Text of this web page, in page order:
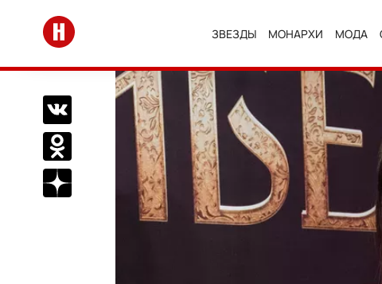
Перейти на главную
ЗВЕЗДЫ МОНАРХИ МОДА
Поделиться Вконтакте
Поделиться в Одноклассниках
Подписаться на нас в Дзен